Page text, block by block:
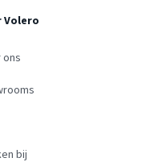
Volero
ons
bij